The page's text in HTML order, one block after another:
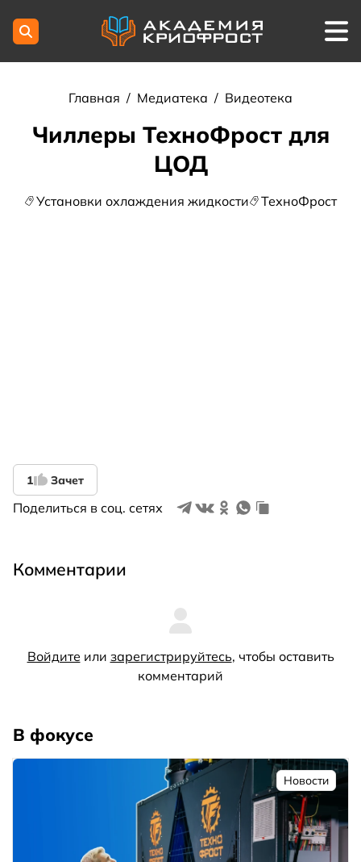
Главная / Медиатека / Видеотека
Чиллеры ТехноФрост для
ЦОД
Установки охлаждения жидкости ТехноФрост
1 Зачет
Поделиться в соц. сетях
Комментарии
Войдите или зарегистрируйтесь, чтобы оставить
комментарий
В фокусе
Новости